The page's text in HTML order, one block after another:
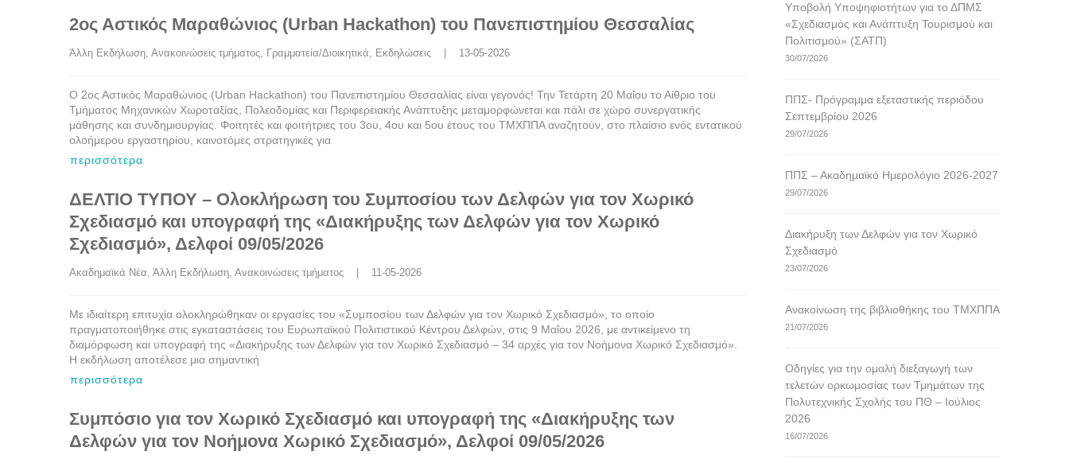
2ος Αστικός Μαραθώνιος (Urban Hackathon) του Πανεπιστημίου Θεσσαλίας
Άλλη Εκδήλωση, Ανακοινώσεις τμήματος, Γραμματεία/Διοικητικά, Εκδηλώσεις
    |    13-05-2026
Ο 2ος Αστικός Μαραθώνιος (Urban Hackathon) του Πανεπιστημίου Θεσσαλίας είναι γεγονός! Την Τετάρτη 20 Μαΐου το Αίθριο του
Τμήματος Μηχανικών Χωροταξίας, Πολεοδομίας και Περιφερειακής Ανάπτυξης μεταμορφώνεται και πάλι σε χώρο συνεργατικής
μάθησης και συνδημιουργίας. Φοιτητές και φοιτήτριες του 3ου, 4ου και 5ου έτους του ΤΜΧΠΠΑ αναζητούν, στο πλαίσιο ενός εντατικού
ολοήμερου εργαστηρίου, καινοτόμες στρατηγικές για
περισσότερα
ΔΕΛΤΙΟ ΤΥΠΟΥ – Ολοκλήρωση του Συμποσίου των Δελφών για τον Χωρικό
Σχεδιασμό και υπογραφή της «Διακήρυξης των Δελφών για τον Χωρικό
Σχεδιασμό», Δελφοί 09/05/2026
Ακαδημαϊκά Νέα, Άλλη Εκδήλωση, Ανακοινώσεις τμήματος
    |    11-05-2026
Με ιδιαίτερη επιτυχία ολοκληρώθηκαν οι εργασίες του «Συμποσίου των Δελφών για τον Χωρικό Σχεδιασμό», το οποίο
πραγματοποιήθηκε στις εγκαταστάσεις του Ευρωπαϊκού Πολιτιστικού Κέντρου Δελφών, στις 9 Μαΐου 2026, με αντικείμενο τη
διαμόρφωση και υπογραφή της «Διακήρυξης των Δελφών για τον Χωρικό Σχεδιασμό – 34 αρχές για τον Νοήμονα Χωρικό Σχεδιασμό».
Η εκδήλωση αποτέλεσε μια σημαντική
περισσότερα
Συμπόσιο για τον Χωρικό Σχεδιασμό και υπογραφή της «Διακήρυξης των
Δελφών για τον Νοήμονα Χωρικό Σχεδιασμό», Δελφοί 09/05/2026
Υποβολή Υποψηφιοτήτων για το ΔΠΜΣ
«Σχεδιασμός και Ανάπτυξη Τουρισμού και
Πολιτισμού» (ΣΑΤΠ)
30/07/2026
ΠΠΣ- Πρόγραμμα εξεταστικής περιόδου
Σεπτεμβρίου 2026
29/07/2026
ΠΠΣ – Ακαδημαϊκό Ημερολόγιο 2026-2027
29/07/2026
Διακήρυξη των Δελφών για τον Χωρικό
Σχεδιασμό
23/07/2026
Ανακοίνωση της βιβλιοθήκης του ΤΜΧΠΠΑ
21/07/2026
Οδηγίες για την ομαλή διεξαγωγή των
τελετών ορκωμοσίας των Τμημάτων της
Πολυτεχνικής Σχολής του ΠΘ – Ιούλιος
2026
16/07/2026